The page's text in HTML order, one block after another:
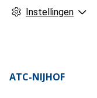
Instellingen
ATC-NIJHOF